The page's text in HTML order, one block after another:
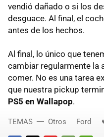
vendió dañado o si los
desguace. Al final, el
antes de los hechos.
Al final, lo único que
cambiar regularmente la
comer. No es una tarea
que nuestra pickup
PS5 en Wallapop.
TEMAS Otros Ford